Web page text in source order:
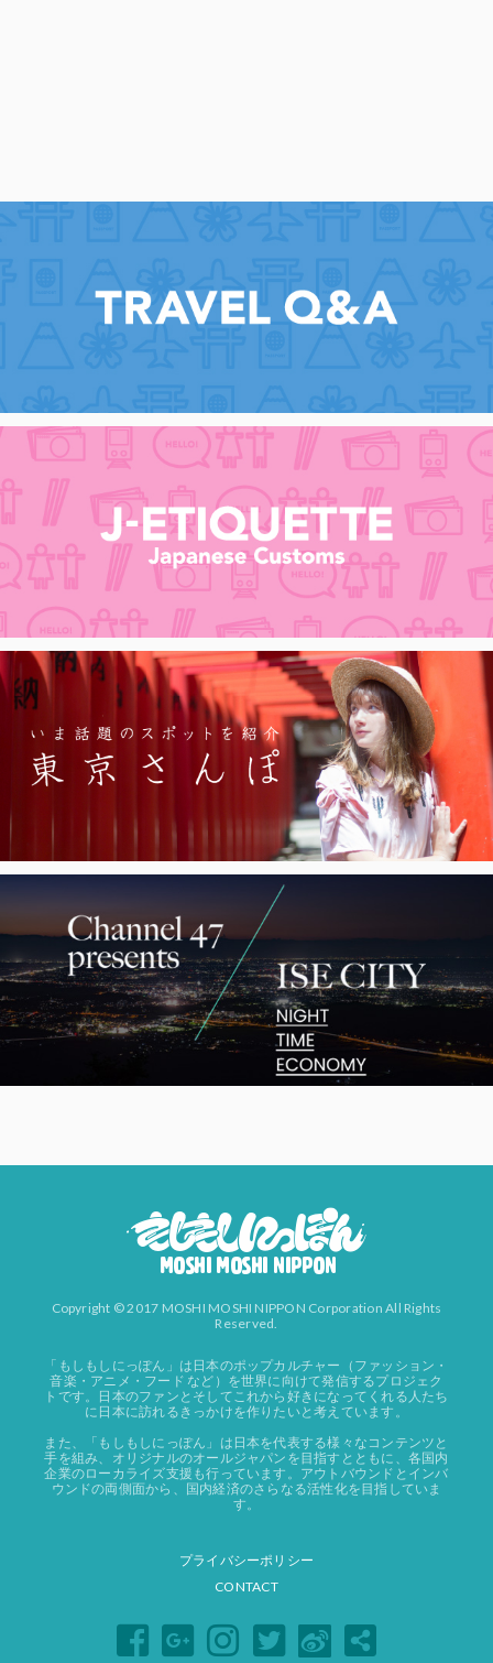
Copyright © 2017 MOSHI MOSHI NIPPON Corporation All Rights
Reserved.
「もしもしにっぽん」は日本のポップカルチャー（ファッション・
音楽・アニメ・フード など）を世界に向けて発信するプロジェク
トです。日本のファンとそしてこれから好きになってくれる人たち
に日本に訪れるきっかけを作りたいと考えています。
また、「もしもしにっぽん」は日本を代表する様々なコンテンツと
手を組み、オリジナルのオールジャパンを目指すとともに、各国内
企業のローカライズ支援も行っています。アウトバウンドとインバ
ウンドの両側面から、国内経済のさらなる活性化を目指していま
す。
プライバシーポリシー
CONTACT